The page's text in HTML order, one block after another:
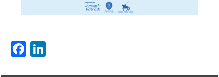
Facebook